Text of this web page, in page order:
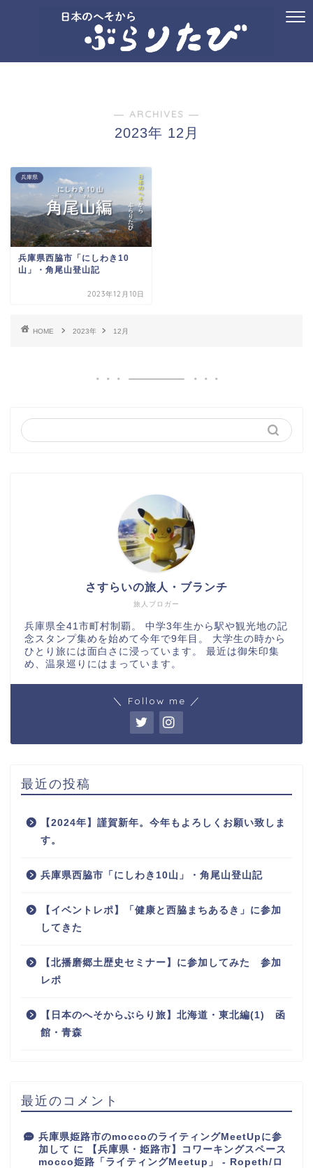
― ARCHIVES ―
2023年 12月
兵庫県
兵庫県西脇市「にしわき10
山」・角尾山登山記
2023年12月10日
HOME 2023年 12月
旅人ブロガー
さすらいの旅人・ブランチ
兵庫県全41市町村制覇。 中学3年生から駅や観光地の記
念スタンプ集めを始めて今年で9年目。 大学生の時から
ひとり旅には面白さに浸っています。 最近は御朱印集
め、温泉巡りにはまっています。
＼ Follow me ／
最近の投稿
【2024年】謹賀新年。今年もよろしくお願い致しま
す。
兵庫県西脇市「にしわき10山」・角尾山登山記
【イベントレポ】「健康と西脇まちあるき」に参加
してきた
【北播磨郷土歴史セミナー】に参加してみた 参加
レポ
【日本のへそからぶらり旅】北海道・東北編(1) 函
館・青森
最近のコメント
兵庫県姫路市のmoccoのライティングMeetUpに参
加して に
【兵庫県・姫路市】コワーキングスペース
mocco姫路「ライティングMeetup」 - Ropeth/ロ